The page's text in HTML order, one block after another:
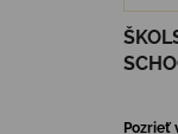
Pozrieť